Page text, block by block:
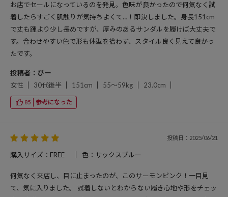
お店でセールになっているのを発見。色味が良かったので何気なく試
着したらすごく肌触りが気持ちよくて…！即決しました。身長151cm
で丈も踵より少し長めですが、厚みのあるサンダルを履けば大丈夫で
す。合わせやすい色で形も体型を拾わず、スタイル良く見えて良かっ
たです。
投稿者：ぴー
女性
30代後半 151cm 55～59kg 23.0cm
85 参考になった
投稿日：2025/06/21
購入サイズ：FREE 色：サックスブルー
何気なく来店し、目に止まったのが、このサーモンピンク！一目見
て、気に入りました。 試着しないとわからない履き心地や形をチェッ